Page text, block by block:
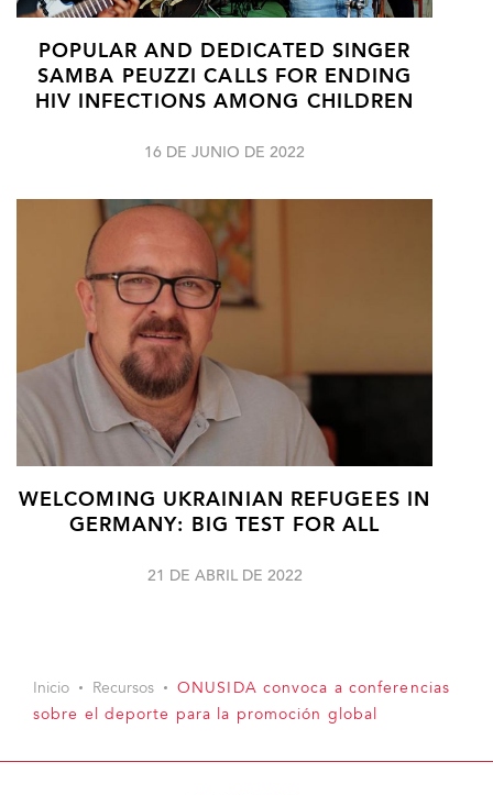
POPULAR AND DEDICATED SINGER
SAMBA PEUZZI CALLS FOR ENDING
HIV INFECTIONS AMONG CHILDREN
16 DE JUNIO DE 2022
WELCOMING UKRAINIAN REFUGEES IN
GERMANY: BIG TEST FOR ALL
21 DE ABRIL DE 2022
Inicio Recursos
ONUSIDA convoca a conferencias
sobre el deporte para la promoción global